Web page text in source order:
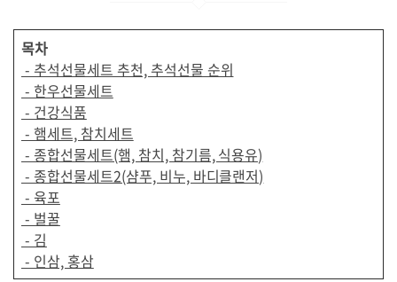
목차
- 추석선물세트 추천, 추석선물 순위
- 한우선물세트
- 건강식품
- 햄세트, 참치세트
- 종합선물세트(햄, 참치, 참기름, 식용유)
- 종합선물세트2(샴푸, 비누, 바디클랜저)
- 육포
- 벌꿀
- 김
- 인삼, 홍삼